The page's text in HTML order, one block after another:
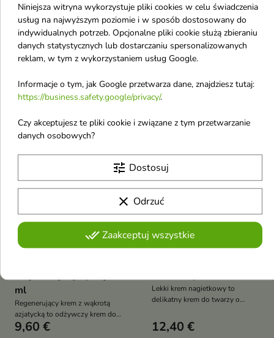
6w1 wzmacniająco-
regenerujący Krem do
twarzy 40 ml
Multifunkcyjny krem 6w1 to
kompleksowa pielęgnacja, która
skórę, zapewniając jej komfort
oraz zdrowy, promienny wygląd
8,94 €
twarzy rozświetlająco-
odżywczy 50 ml
Multifunkcyjny krem do twarzy
to intensywnie nawilżający i
odżywczy krem do stosowania
formule z 27 składnikami
aktywnymi wspiera regenerację
skóry i zapewnia efekt gładkiej,
24,60 €

favorite_border
feedSKIN regenerujący
ml
Regenerujący krem z wąkrotą
azjatycką to odżywczy krem do
twarzy o lekkiej, szybko
9,60 €

favorite_border
Sylveco nawilżający
Lekki krem nagietkowy to
delikatny krem do twarzy o
podrażnienia, wspiera
regenerację skóry i zapewnia jej
12,40 €
Niniejsza witryna wykorzystuje pliki cookies w celu świadczenia
usług na najwyższym poziomie i w sposób dostosowany do
indywidualnych potrzeb. Opcjonalne pliki cookie służą zbieraniu
danych statystycznych lub dostarczaniu spersonalizowanych
reklam, w tym z wykorzystaniem usług Google.
Informacje o tym, jak Google przetwarza dane, znajdziesz tutaj:
https://business.safety.google/privacy/.
Czy akceptujesz te pliki cookie i związane z tym przetwarzanie
danych osobowych?
tune Dostosuj
clear Odrzuć
done_allZaakceptuj wszystkie